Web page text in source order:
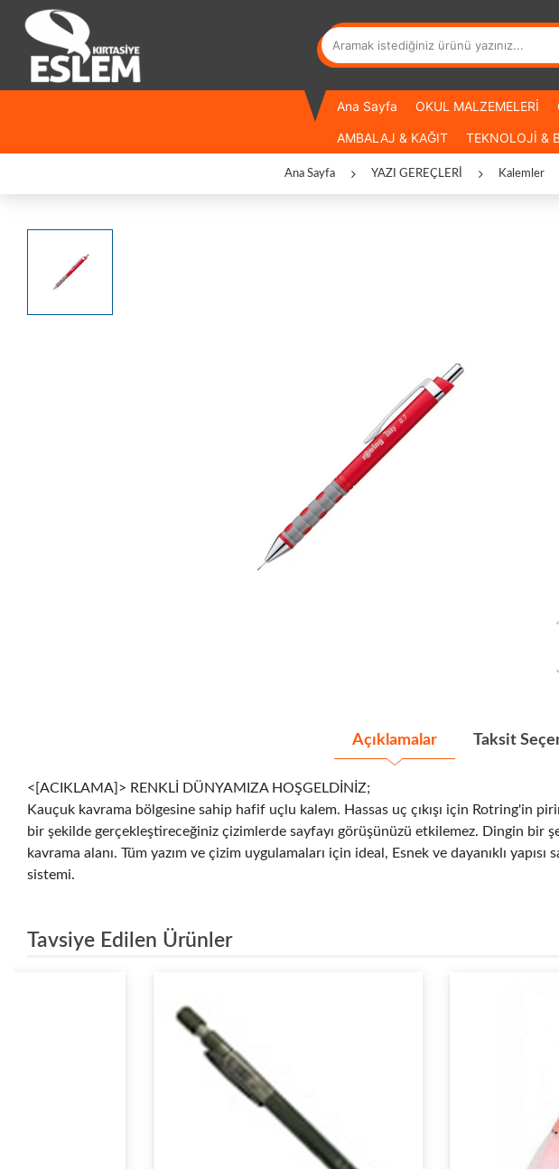
Ana Sayfa OKUL MALZEMELERİ
AMBALAJ & KAĞIT TEKNOLOJİ &
Ana Sayfa YAZI GEREÇLERİ Kalemler
Açıklamalar Taksit
<[ACIKLAMA]> RENKLİ DÜNYAMIZA HOŞGELDİNİZ;
Kauçuk kavrama bölgesine sahip hafif uçlu kalem. Hassas uç çıkışı için Rotring'in
bir şekilde gerçekleştireceğiniz çizimlerde sayfayı görüşünüzü etkilemez. Dingin
kavrama alanı. Tüm yazım ve çizim uygulamaları için ideal, Esnek ve dayanıklı
sistemi.
Tavsiye Edilen Ürünler